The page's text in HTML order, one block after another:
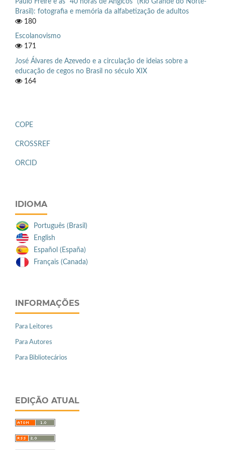
Brasil): fotografia e memória da alfabetização de adultos
180
Escolanovismo
171
José Álvares de Azevedo e a circulação de ideias sobre a
educação de cegos no Brasil no século XIX
164
COPE
CROSSREF
ORCID
IDIOMA
Português (Brasil)
English
Español (España)
Français (Canada)
INFORMAÇÕES
Para Leitores
Para Autores
Para Bibliotecários
EDIÇÃO ATUAL